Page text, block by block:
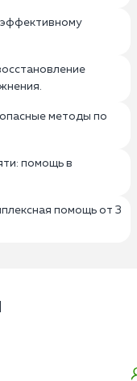
методы по
помощь в
помощь от 3